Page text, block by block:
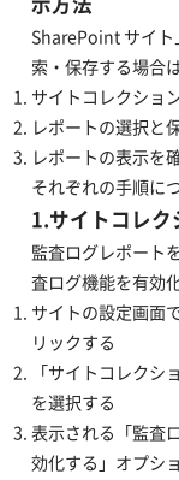
SharePoint サイ
索・保存する場合
サイトコレクショ
レポートの選択と
レポートの表示を
それぞれの手順に
1.サイトコレ
監査ログレポート
査ログ機能を有効
サイトの設定画面
リックする
「サイトコレクシ
を選択する
表示される「監査
効化する」オプシ